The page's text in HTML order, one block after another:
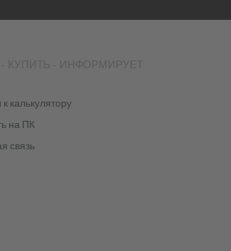
калькулятору
на ПК
связь